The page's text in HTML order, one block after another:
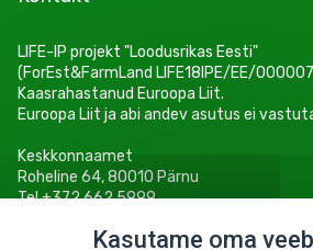
LIFE-IP projekt "Loodusrikas Eesti"
(ForEst&FarmLand LIFE18IPE/EE/
Kaasrahastanud Euroopa Liit.
Euroopa Liit ja abi andev asutus ei
Keskkonnaamet
Roheline 64, 80010 Pärnu
Tel +372 662 5999
Kasutame oma